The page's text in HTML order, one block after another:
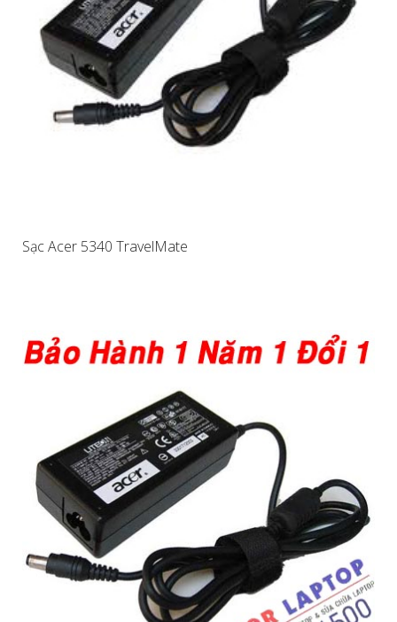
Sạc Acer 5340 TravelMate